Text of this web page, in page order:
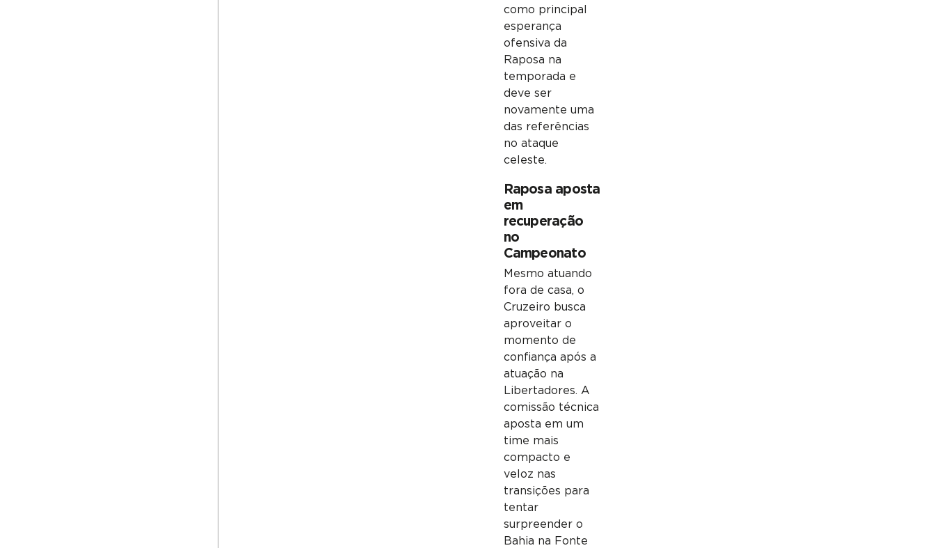
como principal
esperança
ofensiva da
Raposa na
temporada e
deve ser
novamente uma
das referências
no ataque
celeste.
Raposa aposta
em
recuperação
no
Campeonato
Mesmo atuando
fora de casa, o
Cruzeiro busca
aproveitar o
momento de
confiança após a
atuação na
Libertadores. A
comissão técnica
aposta em um
time mais
compacto e
veloz nas
transições para
tentar
surpreender o
Bahia na Fonte